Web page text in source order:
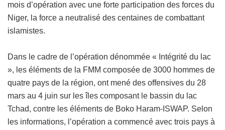
mois d’opération avec une forte participation des forces du
Niger, la force a neutralisé des centaines de combattant
islamistes.
Dans le cadre de l’opération dénommée « Intégrité du lac
», les éléments de la FMM composée de 3000 hommes de
quatre pays de la région, ont mené des offensives du 28
mars au 4 juin sur les îles composant le bassin du lac
Tchad, contre les éléments de Boko Haram-ISWAP. Selon
les informations, l’opération a commencé avec trois pays à